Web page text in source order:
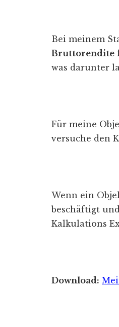
Bei meinem
Bruttorendite
was darunter
Für meine
versuche den
Wenn ein
beschäftigt
Kalkulations
Download: